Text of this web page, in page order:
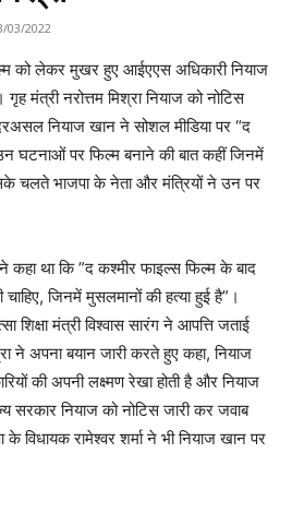
03/2022
को लेकर मुखर हुए आईएएस अधिकारी नियाज
मंत्री नरोत्तम मिश्रा नियाज को नोटिस
नियाज खान ने सोशल मीडिया पर “द
घटनाओं पर फिल्म बनाने की बात कहीं जिनमें
चलते भाजपा के नेता और मंत्रियों ने उन पर
कहा था कि ”द कश्मीर फाइल्स फिल्म के बाद
जिनमें मुसलमानों की हत्या हुई है”।
मंत्री विश्वास सारंग ने आपत्ति जताई
ने अपना बयान जारी करते हुए कहा, नियाज
की अपनी लक्ष्मण रेखा होती है और नियाज
नियाज को नोटिस जारी कर जवाब
विधायक रामेश्वर शर्मा ने भी नियाज खान पर